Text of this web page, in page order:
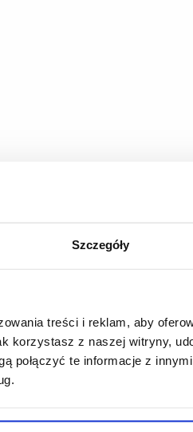
Szczegóły
treści i reklam, aby
korzystasz z naszej witryny,
połączyć te informacje z